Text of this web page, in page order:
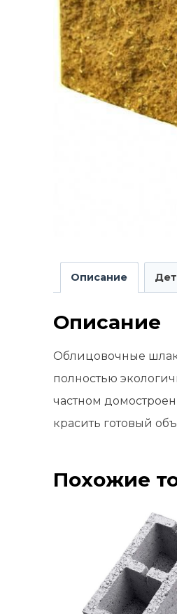
Описание
Описание
Облицовочные
полностью
частном
красить готовый
Похожие